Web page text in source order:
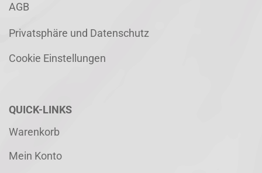
AGB
Privatsphäre und Datenschutz
Cookie Einstellungen
QUICK-LINKS
Warenkorb
Mein Konto